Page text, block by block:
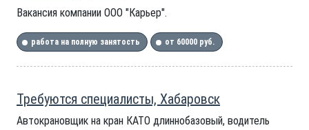
Вакансия компании ООО "Карьер".
работа на полную занятость от 60000 руб.
Требуются специалисты, Хабаровск
Автокрановщик на кран КАТО длиннобазовый, водитель